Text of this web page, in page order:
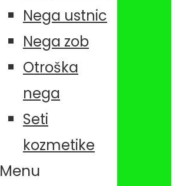
Nega ustnic
Nega zob
Otroška
nega
Seti
kozmetike
Menu